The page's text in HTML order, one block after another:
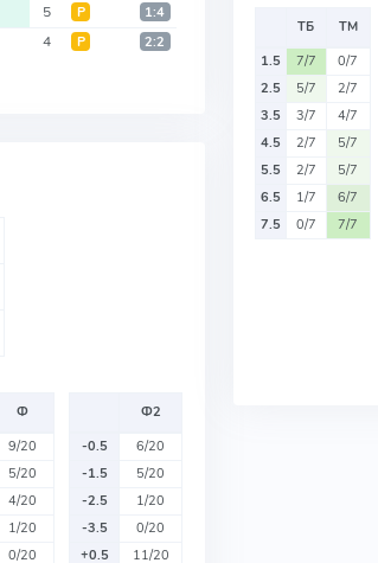
5 Р 1:4
4 Р 2:2
Ф
9/20
5/20
4/20
1/20
0/20
Ф2
-0.5
6/20
-1.5
5/20
-2.5
1/20
-3.5
0/20
+0.5
11/20
ТБ
ТМ
1.5
7/7
0/7
2.5
5/7
2/7
3.5
3/7
4/7
4.5
2/7
5/7
5.5
2/7
5/7
6.5
1/7
6/7
7.5
0/7 7/7